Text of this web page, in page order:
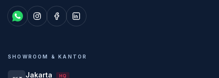
SHOWROOM & KANTOR
Jakarta HQ